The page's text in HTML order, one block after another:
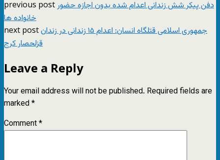
previous post دفن پیکر شش زندانی اعدام شده بدون اجازه حضور
خانواده ها
next postجمهوری اسلامی قتلگاه انسان: اعدام ۱۵ زندانی در زندان
قزلحصار کرج
Leave a Reply
Your email address will not be published. Required fields are
marked*
Comment*